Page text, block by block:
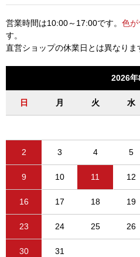
営業時間は10:00～17:00です。 色が
す。
直営ショップの休業日とは異なりま
2026年
日 月 火 水
2 3 4 5
9 10 11 12
16 17 18 19
23 24 25 26
30 31